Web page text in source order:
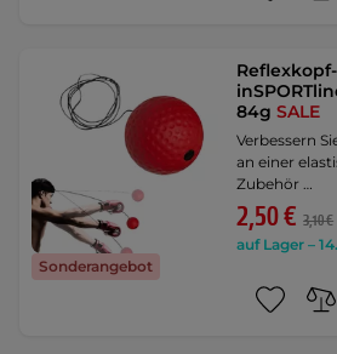
Sonderangebot
84gSALE
Verbessern
an einer
Zubehör …
2,50 € 3,10 €
auf Lager –